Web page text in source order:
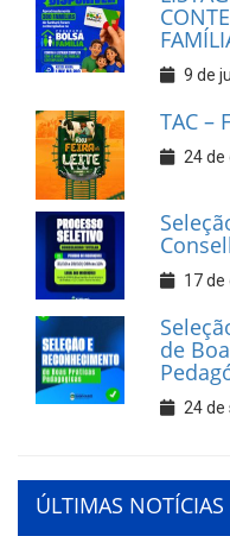
9 de
TAC –
24 de
17 de
de
24
ÚLTIMAS NOTÍCIAS